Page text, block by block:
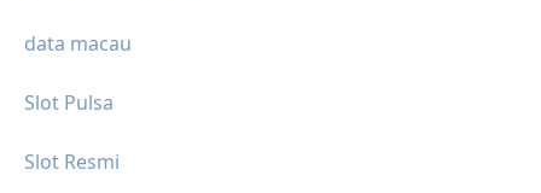
data macau
Slot Pulsa
Slot Resmi